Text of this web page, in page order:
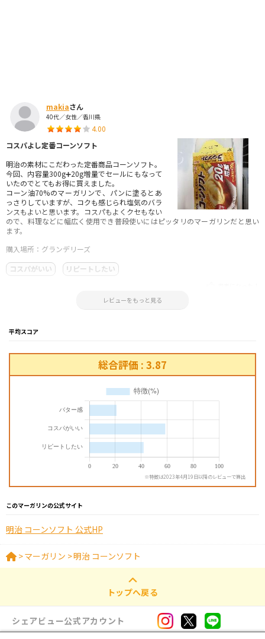
makiaさん
40代／女性／香川県
4.00
コスパよし定番コーンソフト
明治の素材にこだわった定番商品コーンソフト。
今回、内容量300g➕20g増量でセールにもなって
いたのでとてもお得に買えました。
コーン油70%のマーガリンで、パンに塗るとあ
っさりしていますが、コクも感じられ塩気のバラ
ンスもよいと思います。コスパもよくクセもない
ので、料理などに幅広く使用でき普段使いにはピッタリのマーガリンだと思い
ます。
購入場所：グランデリーズ
コスパがいい
リピートしたい
レビューをもっと見る
平均スコア
総合評価 : 3.87
※特徴は2023年4月19日以降のレビューで算出
このマーガリンの公式サイト
明治 コーンソフト 公式HP
>マーガリン >明治 コーンソフト
トップへ戻る
シェアビュー公式アカウント